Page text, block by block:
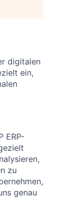
digitalen
ein,
ERP-
zu
genau